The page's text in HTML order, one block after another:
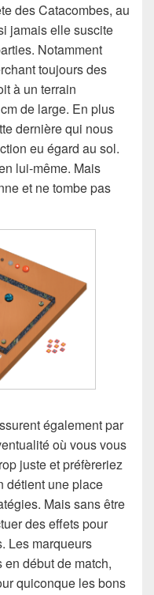
des Catacombes, au
jamais elle suscite
Notamment
toujours des
à un terrain
de large. En plus
dernière qui nous
eu égard au sol.
lui-même. Mais
et ne tombe pas
également par
où vous vous
juste et préfèreriez
détient une place
Mais sans être
des effets pour
Les marqueurs
début de match,
quiconque les bons